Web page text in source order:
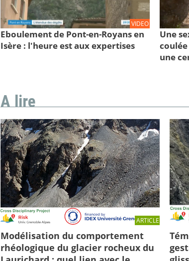
VIDEO
Eboulement de Pont-en-Royans en
Isère : l'heure est aux expertises
Une
coulée
une
A lire
ARTICLE
Modélisation du comportement
rhéologique du glacier rocheux du